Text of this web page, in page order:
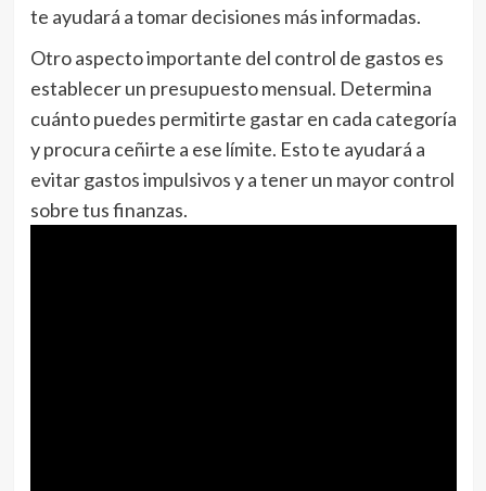
te ayudará a tomar decisiones más informadas.
Otro aspecto importante del control de gastos es
establecer un presupuesto mensual. Determina
cuánto puedes permitirte gastar en cada categoría
y procura ceñirte a ese límite. Esto te ayudará a
evitar gastos impulsivos y a tener un mayor control
sobre tus finanzas.